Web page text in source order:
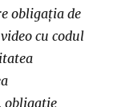
obligația de
cu codul
obligație